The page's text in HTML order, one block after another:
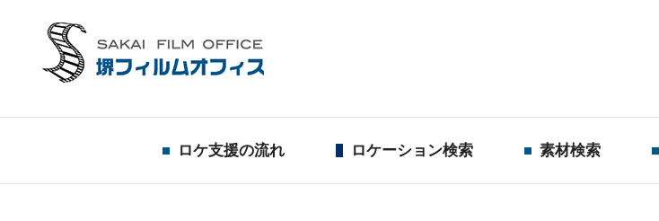
ロケ支援の流れ ロケーション検索 素材検索